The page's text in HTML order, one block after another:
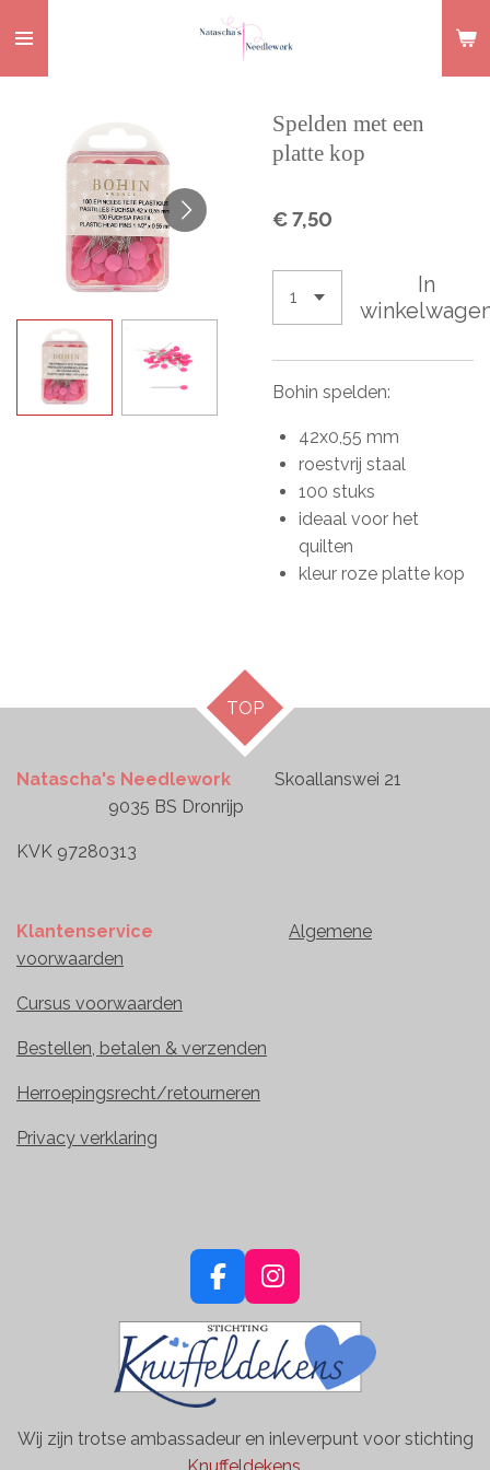
direct
naar
hoofdinhoud
Spelden met een
platte kop
€ 7,50
In
Bohin spelden:
42x0,55 mm
roestvrij staal
100 stuks
ideaal voor het
quilten
kleur roze platte kop
TOP
Natascha's Needlework
Skoallanswei 21
9035 BS Dronrijp
KVK 97280313
Klantenservice
Algemene
voorwaarden
Cursus voorwaarden
Bestellen, betalen & verzenden
Herroepingsrecht/retourneren
Privacy verklaring
F
c
e
b
o
I
s
t
a
r
Wij zijn trotse ambassadeur en inleverpunt voor stichting